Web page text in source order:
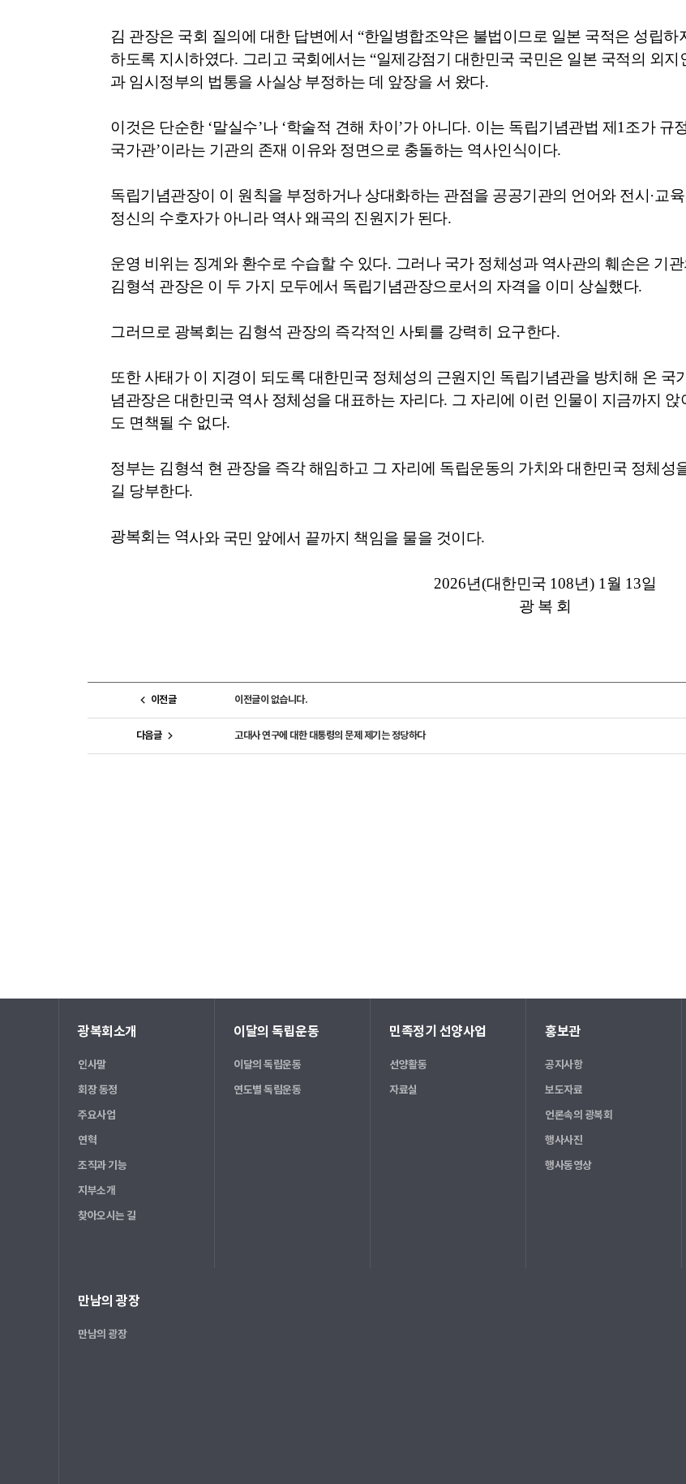
김 관장은 국회 질의에 대한 답변에서 “한일병합조약은 불법이므로 일본 국적은 성립하
하도록 지시하였다. 그리고 국회에서는 “일제강점기 대한민국 국민은 일본 국적의 외지
과 임시정부의 법통을 사실상 부정하는 데 앞장을 서 왔다.
이것은 단순한 ‘말실수’나 ‘학술적 견해 차이 ’가 아니다. 이는 독립기념관법 제 1 조가 규
국가관’이라는 기관의 존재 이유와 정면으로 충돌하는 역사인식이다.
독립기념관장이 이 원칙을 부정하거나 상대화하는 관점을 공공기관의 언어와 전시 ·교
정신의 수호자가 아니라 역사 왜곡의 진원지가 된다.
운영 비위는 징계와 환수로 수습할 수 있다. 그러나 국가 정체성과 역사관의 훼손은 기
김형석 관장은 이 두 가지 모두에서 독립기념관장으로서의 자격을 이미 상실했다.
그러므로 광복회는 김형석 관장의 즉각적인 사퇴를 강력히 요구한다.
또한 사태가 이 지경이 되도록 대한민국 정체성의 근원지인 독립기념관을 방치해 온 국
념관장은 대한민국 역사 정체성을 대표하는 자리다. 그 자리에 이런 인물이 지금까지
도 면책될 수 없다.
정부는 김형석 현 관장을 즉각 해임하고 그 자리에 독립운동의 가치와 대한민국 정체성
길 당부한다.
광복회는 역사와 국민 앞에서 끝까지 책임을 물을 것이다.
2026년(대한민국 108년) 1 월 13일
광 복 회
이전글 이전글이 없습니다.
다음글 고대사 연구에 대한 대통령의 문제 제기는 정당하다
광복회소개
인사말
회장 동정
주요사업
연혁
조직과 기능
지부소개
찾아오시는 길
이달의 독립운동
이달의 독립운동
연도별 독립운동
민족정기 선양사업
선양활동
자료실
홍보관
공지사항
보도자료
언론속의 광복회
행사사진
행사동영상
만남의 광장
만남의 광장